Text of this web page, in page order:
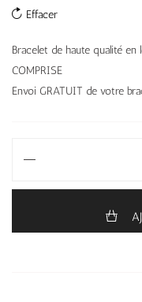
Effacer
Bracelet de haute qualité
COMPRISE
Envoi GRATUIT de votre